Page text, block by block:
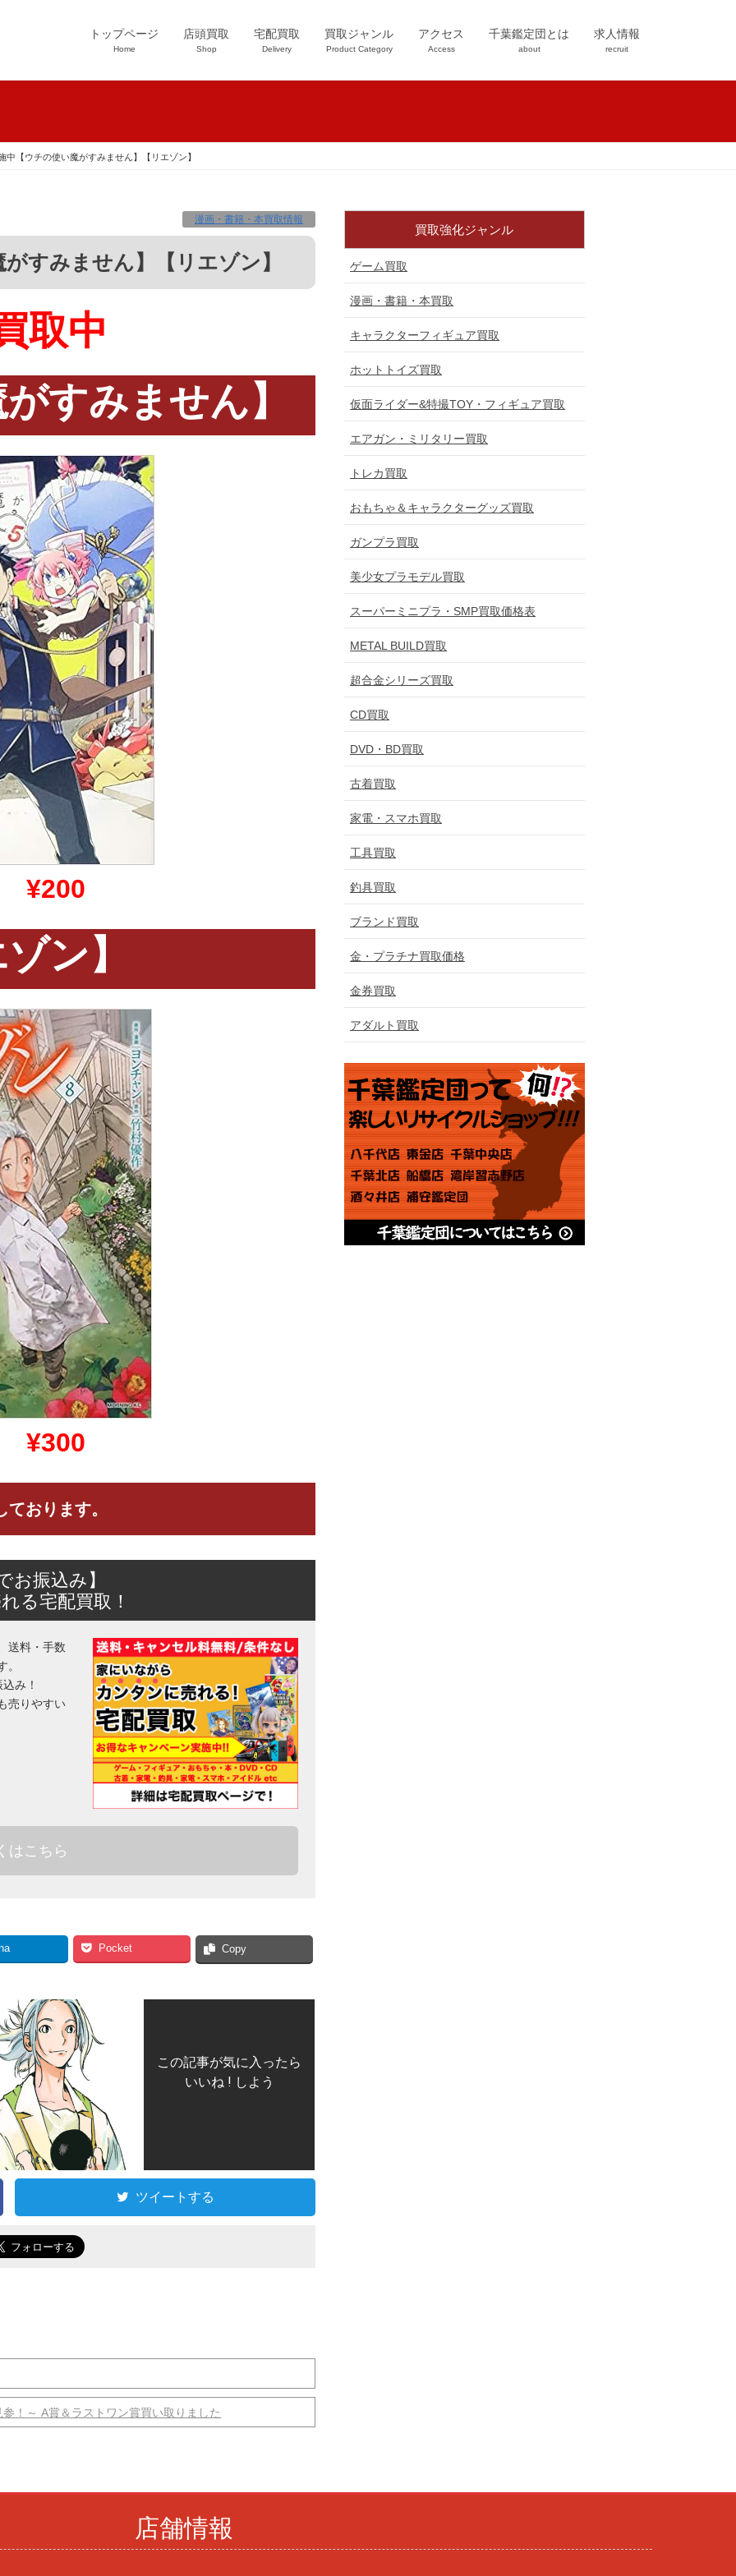
トップページ
Home
店頭買取
Shop
宅配買取
Delivery
買取ジャンル
Product Category
アクセス
Access
千葉鑑定団とは
about
求人情報
recruit
中【ウチの使い魔がすみません】【リエゾン】
漫画・書籍・本買取情報
がすみません】【リエゾン】
取中
すみません】
¥200
ン】
¥300
おります。
お振込み】
る宅配買取！
送料・手数
み！
売りやすい
はこちら
Pocket Copy
この記事が気に入ったら
いいね ! しよう
ツイートする
！～ A賞＆ラストワン賞買い取りました
買取強化ジャンル
ゲーム買取
漫画・書籍・本買取
キャラクターフィギュア買取
ホットトイズ買取
仮面ライダー&特撮TOY・フィギュア買取
エアガン・ミリタリー買取
トレカ買取
おもちゃ＆キャラクターグッズ買取
ガンプラ買取
美少女プラモデル買取
スーパーミニプラ・SMP買取価格表
METAL BUILD買取
超合金シリーズ買取
CD買取
DVD・BD買取
古着買取
家電・スマホ買取
工具買取
釣具買取
ブランド買取
金・プラチナ買取価格
金券買取
アダルト買取
店舗情報